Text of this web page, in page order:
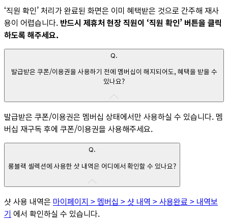
‘직원 확인’ 처리가 완료된 화면은 이미 혜택받은 것으로 간주해 재사
용이 어렵습니다. 반드시 제휴처 현장 직원이 ‘직원 확인’ 버튼을 클릭
하도록 해주세요.
Q.
발급받은 쿠폰/이용권을 사용하기 전에 멤버십이 해지되어도, 혜택을 받을 수
있나요?
발급받은 쿠폰/이용권은 멤버십 상태에서만 사용하실 수 있습니다. 멤
버십 재구독 후에 쿠폰/이용권을 사용해주세요.
Q.
롱블랙 셀렉션에 사용한 샷 내역은 어디에서 확인할 수 있나요?
샷 사용 내역은 마이페이지 > 멤버십 > 샷 내역 > 사용완료 > 내역보
기 에서 확인하실 수 있습니다.